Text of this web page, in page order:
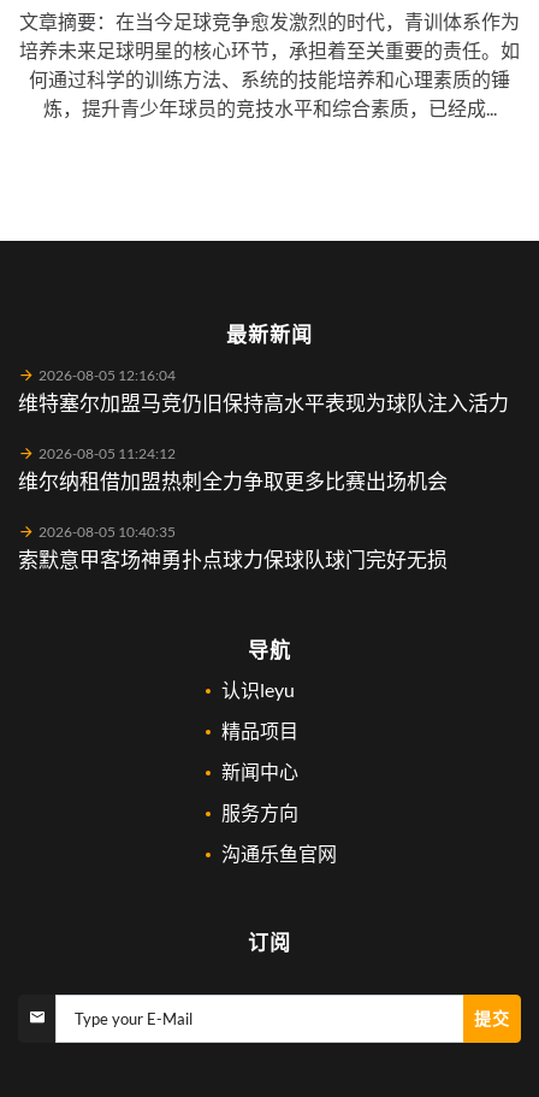
文章摘要：在当今足球竞争愈发激烈的时代，青训体系作为
培养未来足球明星的核心环节，承担着至关重要的责任。如
何通过科学的训练方法、系统的技能培养和心理素质的锤
炼，提升青少年球员的竞技水平和综合素质，已经成...
最新新闻
2026-08-05 12:16:04
维特塞尔加盟马竞仍旧保持高水平表现为球队注入活力
2026-08-05 11:24:12
维尔纳租借加盟热刺全力争取更多比赛出场机会
2026-08-05 10:40:35
索默意甲客场神勇扑点球力保球队球门完好无损
导航
认识leyu
精品项目
新闻中心
服务方向
沟通乐鱼官网
订阅
Type your E-Mail 提交